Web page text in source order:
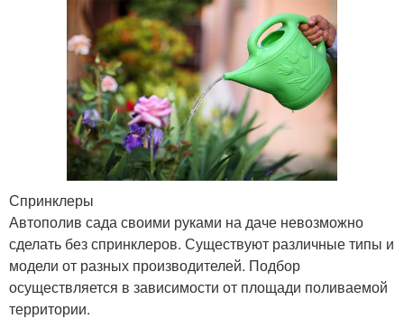
Спринклеры
Автополив сада своими руками на даче невозможно
сделать без спринклеров. Существуют различные типы и
модели от разных производителей. Подбор
осуществляется в зависимости от площади поливаемой
территории.